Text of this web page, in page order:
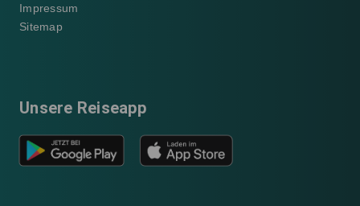
Impressum
Sitemap
Unsere Reiseapp